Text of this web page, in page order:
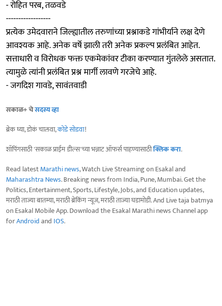
- रोहित परब, तळवडे
------------------
प्रत्येक उमेदवाराने जिल्ह्यातील तरुणांच्या प्रश्नाकडे गांभीर्याने लक्ष देणे
आवश्यक आहे. अनेक वर्षे झाली तरी अनेक प्रकल्प प्रलंबित आहेत.
सत्ताधारी व विरोधक फक्त एकमेकांवर टीका करण्यात गुंतलेले असतात.
त्यामुळे त्यांनी प्रलंबित प्रश्न मार्गी लावणे गरजेचे आहे.
- जगदिश गावडे, सावंतवाडी
सकाळ+ चेसदस्य व्हा
ब्रेक घ्या, डोकं चालवा,कोडे सोडवा!
शॉपिंगसाठी 'सकाळ प्राईम डील्स'च्या भन्नाट ऑफर्स पाहण्यासाठीक्लिक करा.
Read latestMarathi news, Watch Live Streaming on Esakal and
Maharashtra News. Breaking news from India, Pune, Mumbai. Get the
Politics, Entertainment, Sports, Lifestyle, Jobs, and Education updates,
मराठी ताज्या बातम्या, मराठी ब्रेकिंग न्यूज, मराठी ताज्या घडामोडी. And Live taja batmya
on Esakal Mobile App. Download the Esakal Marathi news Channel app
forAndroidand IOS.